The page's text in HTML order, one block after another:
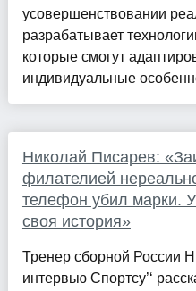
усовершенствовании
разрабатывает
которые смогут
индивидуальные
Николай Писарев:
филателией
телефон убил марки.
своя история»
Тренер сборной России
интервью Спортсу’‘